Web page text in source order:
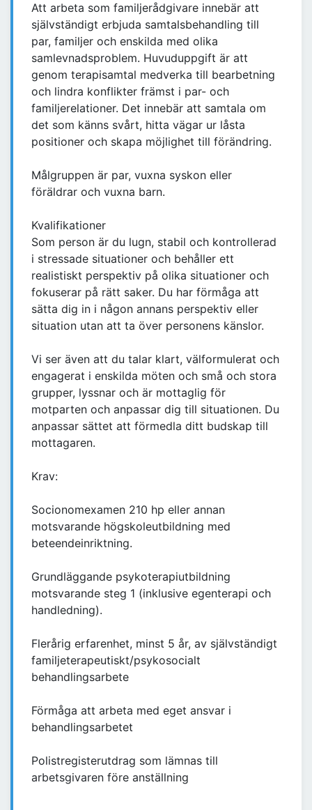
Att arbeta som familjerådgivare innebär att
självständigt erbjuda samtalsbehandling till
par, familjer och enskilda med olika
samlevnadsproblem. Huvuduppgift är att
genom terapisamtal medverka till bearbetning
och lindra konflikter främst i par- och
familjerelationer. Det innebär att samtala om
det som känns svårt, hitta vägar ur låsta
positioner och skapa möjlighet till förändring.
Målgruppen är par, vuxna syskon eller
föräldrar och vuxna barn.
Kvalifikationer
Som person är du lugn, stabil och kontrollerad
i stressade situationer och behåller ett
realistiskt perspektiv på olika situationer och
fokuserar på rätt saker. Du har förmåga att
sätta dig in i någon annans perspektiv eller
situation utan att ta över personens känslor.
Vi ser även att du talar klart, välformulerat och
engagerat i enskilda möten och små och stora
grupper, lyssnar och är mottaglig för
motparten och anpassar dig till situationen. Du
anpassar sättet att förmedla ditt budskap till
mottagaren.
Krav:
Socionomexamen 210 hp eller annan
motsvarande högskoleutbildning med
beteendeinriktning.
Grundläggande psykoterapiutbildning
motsvarande steg 1 (inklusive egenterapi och
handledning).
Flerårig erfarenhet, minst 5 år, av självständigt
familjeterapeutiskt/psykosocialt
behandlingsarbete
Förmåga att arbeta med eget ansvar i
behandlingsarbetet
Polistregisterutdrag som lämnas till
arbetsgivaren före anställning